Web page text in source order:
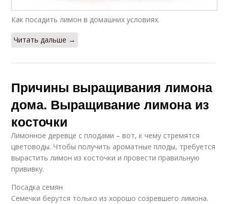
Как посадить лимон в домашних условиях.
Читать дальше →
Причины выращивания лимона
дома. Выращивание лимона из
косточки
Лимонное деревце с плодами – вот, к чему стремятся
цветоводы. Чтобы получить ароматные плоды, требуется
вырастить лимон из косточки и провести правильную
прививку.
Посадка семян
Семечки берутся только из хорошо созревшего лимона.